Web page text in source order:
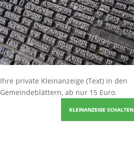
Ihre private Kleinanzeige (Text) in den
Gemeindeblättern, ab nur 15 Euro.
KLEINANZEIGE SCHALTEN